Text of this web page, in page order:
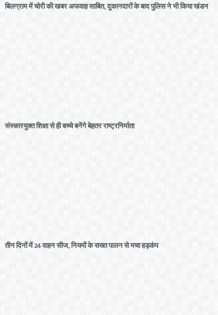
बिलग्राम में चोरी की खबर अफवाह साबित, दुकानदारों के बाद पुलिस ने भी किया खंडन
संस्कारयुक्त शिक्षा से ही बच्चे बनेंगे बेहतर राष्ट्रनिर्माता
तीन दिनों में 24 वाहन सीज, नियमों के सख्त पालन से मचा हड़कंप